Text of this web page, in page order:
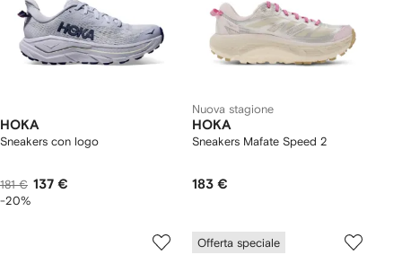
HOKA
Sneakers con logo
181 € 137 €
-20%
Nuova stagione
HOKA
Sneakers Mafate Speed 2
183 €
Offerta speciale